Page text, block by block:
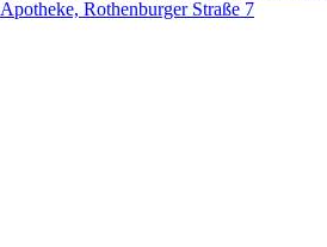
Apotheke, Rothenburger Straße 7